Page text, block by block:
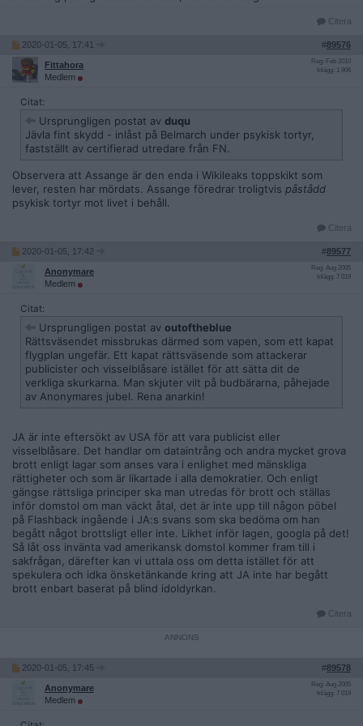
Citera
2020-01-05, 17:41 #89576
Fittahora
Medlem
Reg: Feb 2010
Inlägg: 1 906
Citat:
Ursprungligen postat av duqu
Jävla fint skydd - inlåst på Belmarch under psykisk tortyr,
fastställt av certifierad utredare från FN.
Observera att Assange är den enda i Wikileaks toppskikt som
lever, resten har mördats. Assange föredrar troligtvis påstådd
psykisk tortyr mot livet i behåll.
Citera
2020-01-05, 17:42 #89577
Anonymare
Medlem
Reg: Aug 2005
Inlägg: 7 019
Citat:
Ursprungligen postat av outoftheblue
Rättsväsendet missbrukas därmed som vapen, som ett kapat
flygplan ungefär. Ett kapat rättsväsende som attackerar
publicister och visselblåsare istället för att sätta dit de
verkliga skurkarna. Man skjuter vilt på budbärarna, påhejade
av Anonymares jubel. Rena anarkin!
JA är inte eftersökt av USA för att vara publicist eller
visselblåsare. Det handlar om dataintrång och andra mycket grova
brott enligt lagar som anses vara i enlighet med mänskliga
rättigheter och som är likartade i alla demokratier. Och enligt
gängse rättsliga principer ska man utredas för brott och ställas
inför domstol om man väckt åtal, det är inte upp till någon pöbel
på Flashback ingående i JA:s svans som ska bedöma om han
begått något brottsligt eller inte. Likhet inför lagen, googla på det!
Så låt oss invänta vad amerikansk domstol kommer fram till i
sakfrågan, därefter kan vi uttala oss om detta istället för att
spekulera och idka önsketänkande kring att JA inte har begått
brott enbart baserat på blind idoldyrkan.
Citera
2020-01-05, 17:45 #89578
Anonymare
Medlem
Reg: Aug 2005
Inlägg: 7 019